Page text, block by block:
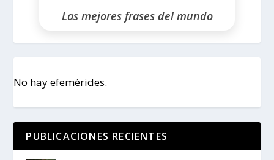
Las mejores frases del mundo
No hay efemérides.
PUBLICACIONES RECIENTES